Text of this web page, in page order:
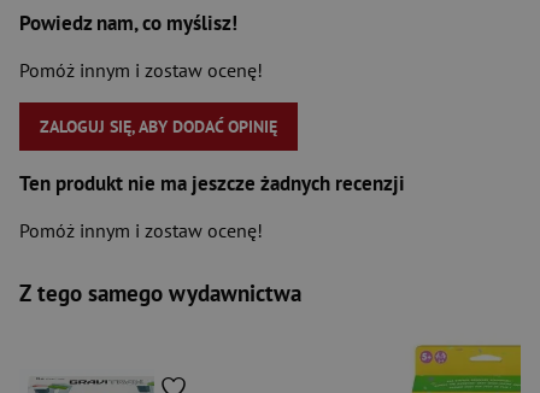
Powiedz nam, co myślisz!
Pomóż innym i zostaw ocenę!
ZALOGUJ SIĘ, ABY DODAĆ OPINIĘ
Ten produkt nie ma jeszcze żadnych recenzji
Pomóż innym i zostaw ocenę!
Z tego samego wydawnictwa